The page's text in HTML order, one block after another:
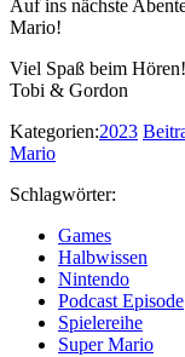
Auf ins nächste
Mario!
Viel Spaß beim Hören!
Tobi & Gordon
Kategorien:2023
Mario
Schlagwörter:
Games
Halbwissen
Nintendo
Podcast Episode
Spielereihe
Super Mario